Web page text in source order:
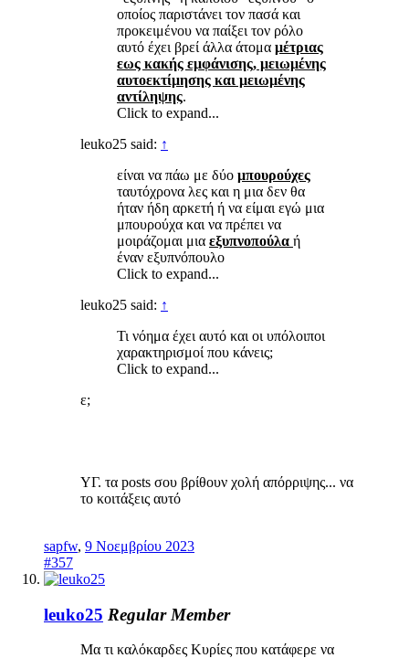
οποίος παριστάνει τον πασά και
προκειμένου να παίξει τον ρόλο
αυτό έχει βρεί άλλα άτομα μέτριας
εως κακής εμφάνισης, μειωμένης
αυτοεκτίμησης και μειωμένης
αντίληψης.
Click to expand...
leuko25 said: ↑
είναι να πάω με δύο μπουρούχες
ταυτόχρονα λες και η μια δεν θα
ήταν ήδη αρκετή ή να είμαι εγώ μια
μπουρούχα και να πρέπει να
μοιράζομαι μια εξυπνοπούλα ή
έναν εξυπνόπουλο
Click to expand...
leuko25 said: ↑
Τι νόημα έχει αυτό και οι υπόλοιποι
χαρακτηρισμοί που κάνεις;
Click to expand...
ε;
ΥΓ. τα posts σου βρίθουν χολή απόρριψης... να
το κοιτάξεις αυτό
sapfw, 9 Νοεμβρίου 2023
#357
leuko25 Regular Member
Μα τι καλόκαρδες Κυρίες που κατάφερε να